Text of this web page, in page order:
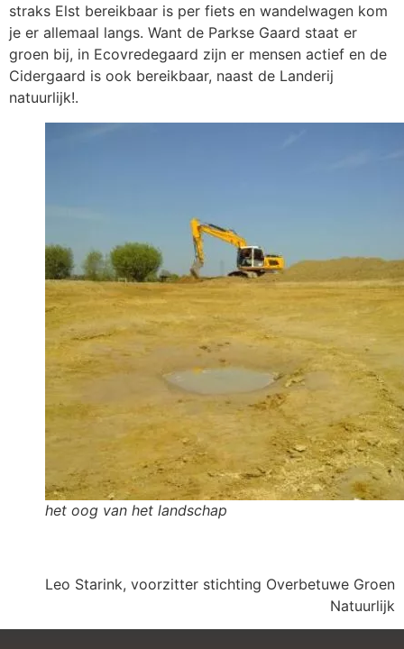
straks Elst bereikbaar is per fiets en wandelwagen kom
je er allemaal langs. Want de Parkse Gaard staat er
groen bij, in Ecovredegaard zijn er mensen actief en de
Cidergaard is ook bereikbaar, naast de Landerij
natuurlijk!.
het oog van het landschap
Leo Starink, voorzitter stichting Overbetuwe Groen
Natuurlijk